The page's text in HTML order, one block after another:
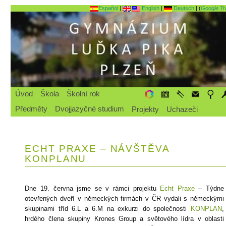
Español| English| Deutsch| (Google
Úvod Škola
Školní rok
Předměty
Dvojjazyčné studium Projekty Uchazeči
ECHT PRAXE – NÁVŠTĚVA
KONPLANU
Dne 19. června jsme se v rámci projektu Echt Praxe– Týdne
otevřených dveří v německých firmách v ČR vydali s německými
skupinami tříd 6.L a 6.M na exkurzi do společnosti KONPLAN
hrdého člena skupiny Krones Group a světového lídra v oblasti